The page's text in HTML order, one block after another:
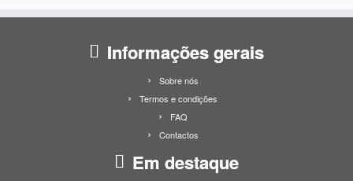
Informações gerais
Sobre nós
Termos e condições
FAQ
Contactos
Em destaque